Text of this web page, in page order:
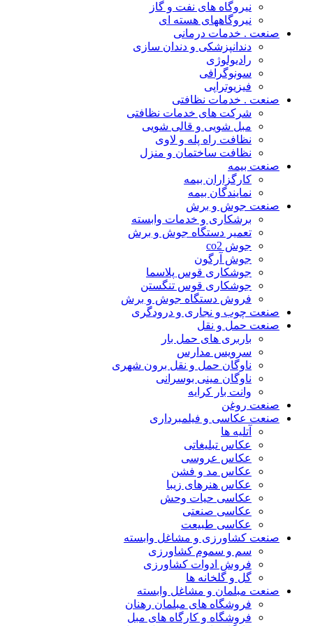
نیروگاه های نفت و گاز
نیروگاههای هسته ای
صنعت . خدمات درمانی
دندانپزشکی و دندان سازی
رادیولوژی
سونوگرافی
فیزیوتراپی
صنعت . خدمات نظافتی
شرکت های خدمات نظافتی
مبل شویی و قالی شویی
نظافت راه پله و لاوی
نظافت ساختمان و منزل
صنعت بیمه
کارگزاران بیمه
نمایندگان بیمه
صنعت جوش و برش
برشکاری و خدمات وابسته
تعمیر دستگاه جوش و برش
جوش co2
جوش آرگون
جوشکاری قوس پلاسما
جوشکاری قوس تنگستن
فروش دستگاه جوش و برش
صنعت چوب و نجاری و درودگری
صنعت حمل و نقل
باربری های حمل بار
سرویس مدارس
ناوگان حمل و نقل برون شهری
ناوگان مینی بوسرانی
وانت بار کرایه
صنعت روغن
صنعت عکاسی و فیلمبرداری
آتلیه ها
عکاس تبلیغاتی
عکاس عروسی
عکاس مد و فشن
عکاس هنرهای زیبا
عکاسی حیات وحش
عکاسی صنعتی
عکاسی طبیعت
صنعت کشاورزی و مشاغل وابسته
سم و سموم کشاورزی
فروش ادوات کشاورزی
گل و گلخانه ها
صنعت مبلمان و مشاغل وابسته
فروشگاه های مبلمان رهنان
فروشگاه و کارگاه های مبل